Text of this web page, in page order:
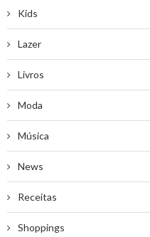
Kids
Lazer
Livros
Moda
Música
News
Receitas
Shoppings